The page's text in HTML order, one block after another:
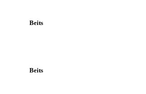
Beits
Beits